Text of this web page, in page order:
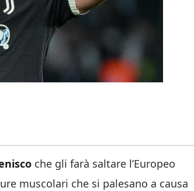
che gli farà saltare l’Europeo
muscolari che si palesano a causa